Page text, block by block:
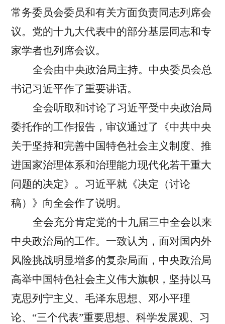
常务委员会委员和有关方面负责同志列席会
议。党的十九大代表中的部分基层同志和专
家学者也列席会议。
全会由中央政治局主持。中央委员会总
书记习近平作了重要讲话。
全会听取和讨论了习近平受中央政治局
委托作的工作报告，审议通过了《中共中央
关于坚持和完善中国特色社会主义制度、推
进国家治理体系和治理能力现代化若干重大
问题的决定》。习近平就《决定（讨论
稿）》向全会作了说明。
全会充分肯定党的十九届三中全会以来
中央政治局的工作。一致认为，面对国内外
风险挑战明显增多的复杂局面，中央政治局
高举中国特色社会主义伟大旗帜，坚持以马
克思列宁主义、毛泽东思想、邓小平理
论、“三个代表”重要思想、科学发展观、习